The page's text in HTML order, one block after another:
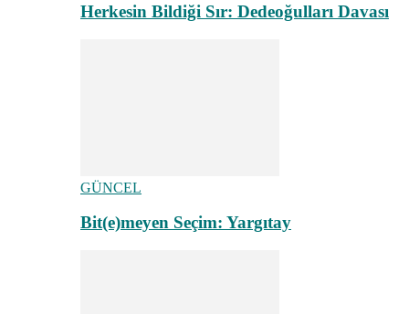
Herkesin Bildiği Sır: Dedeoğulları Davası
GÜNCEL
Bit(e)meyen Seçim: Yargıtay